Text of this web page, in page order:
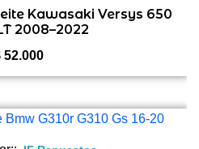
Kawasaki Versys 650
2008–2022
52.000